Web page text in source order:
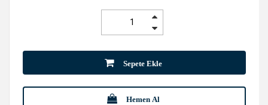
Sepete Ekle
Hemen Al